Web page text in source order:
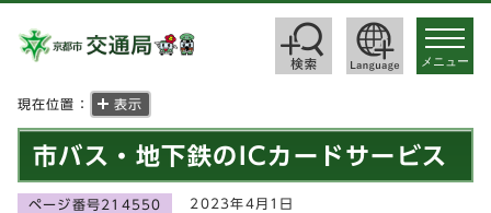
toggle
メニュー
現在位置： 表示
市バス・地下鉄のICカードサービス
ページ番号214550 2023年4月1日